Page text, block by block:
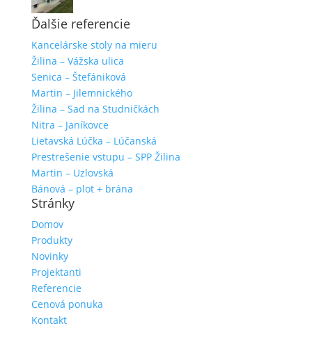
Ďalšie referencie
Kancelárske stoly na mieru
Žilina – Vážska ulica
Senica – Štefániková
Martin – Jilemnického
Žilina – Sad na Studničkách
Nitra – Janíkovce
Lietavská Lúčka – Lúčanská
Prestrešenie vstupu – SPP Žilina
Martin – Uzlovská
Bánová – plot + brána
Stránky
Domov
Produkty
Novinky
Projektanti
Referencie
Cenová ponuka
Kontakt